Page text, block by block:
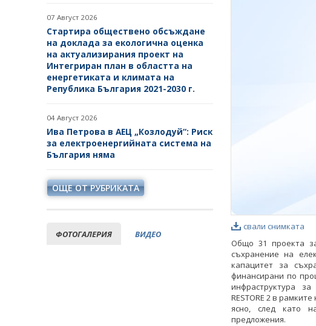
07 Август 2026
Стартира обществено обсъждане
на доклада за екологична оценка
на актуализирания проект на
Интегриран план в областта на
енергетиката и климата на
Република България 2021-2030 г.
04 Август 2026
Ива Петрова в АЕЦ „Козлодуй“: Риск
за електроенергийната система на
България няма
ОЩЕ ОТ РУБРИКАТА
ФОТОГАЛЕРИЯ ВИДЕО
свали снимката
Общо 31 проекта
съхранение на
капацитет за
финансирани по
инфраструктура
RESTORE 2 в
ясно, след като
предложения.